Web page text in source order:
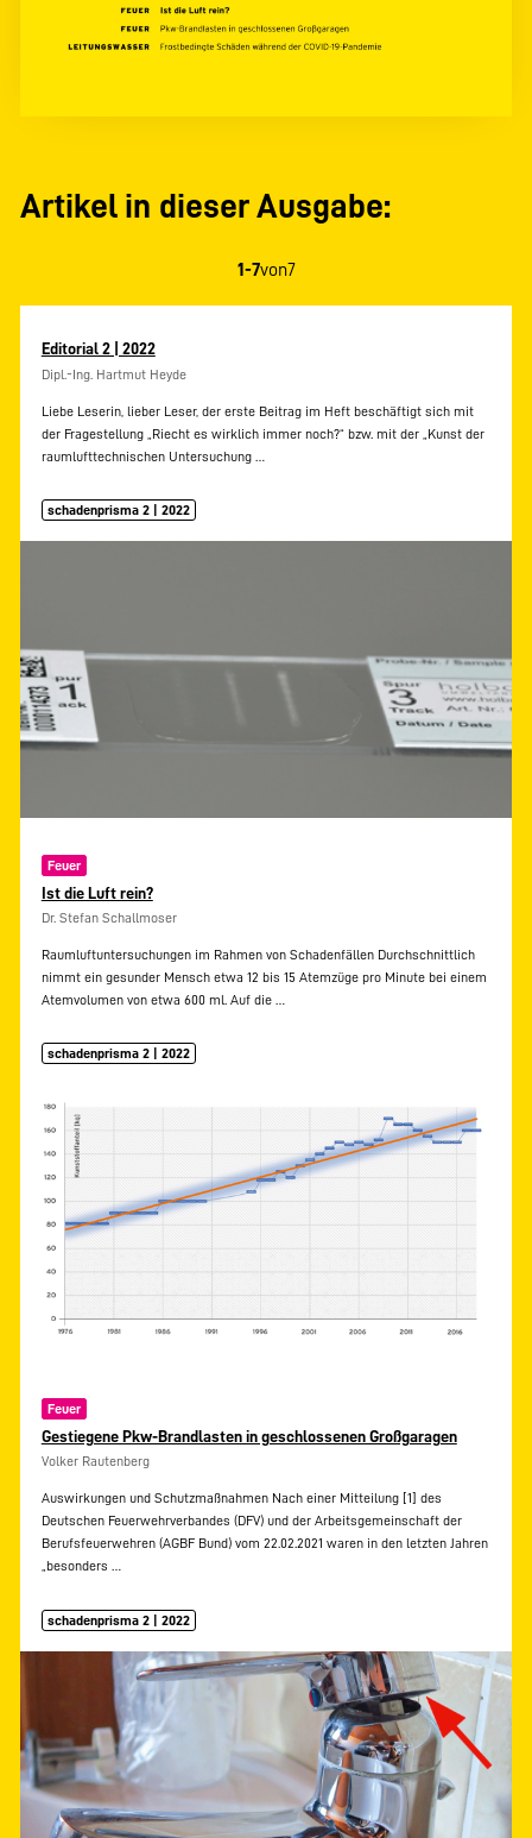
Artikel in dieser Ausgabe:
1-7von7
Editorial 2 | 2022
Dipl.-Ing. Hartmut Heyde
Liebe Leserin, lieber Leser, der erste Beitrag im Heft beschäftigt sich mit
der Fragestellung „Riecht es wirklich immer noch?“ bzw. mit der „Kunst der
raumlufttechnischen Untersuchung
schadenprisma 2 | 2022
Feuer
Ist die Luft rein?
Dr. Stefan Schallmoser
Raumluftuntersuchungen im Rahmen von Schadenfällen Durchschnittlich
nimmt ein gesunder Mensch etwa 12 bis 15 Atemzüge pro Minute bei einem
Atemvolumen von etwa 600 ml. Auf die
schadenprisma 2 | 2022
Feuer
Gestiegene Pkw-Brandlasten in geschlossenen Großgaragen
Volker Rautenberg
Auswirkungen und Schutzmaßnahmen Nach einer Mitteilung [1] des
Deutschen Feuerwehrverbandes (DFV) und der Arbeitsgemeinschaft der
Berufsfeuerwehren (AGBF Bund) vom 22.02.2021 waren in den letzten Jahren
„besonders
schadenprisma 2 | 2022